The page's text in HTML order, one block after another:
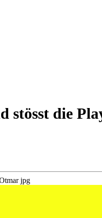
stösst die